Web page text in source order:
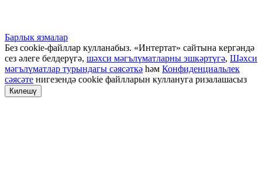
Барлык язмалар
Без cookie-файллар кулланабыз. «Интертат» сайтына кергәндә
сез әлеге белдерүгә, шәхси мәгълүматларны эшкәртүгә, Шәхси
мәгълүматлар турындагы сәясәткә һәм Конфиденциальлек
сәясәте нигезендә cookie файлларын куллануга ризалашасыз
Килешү